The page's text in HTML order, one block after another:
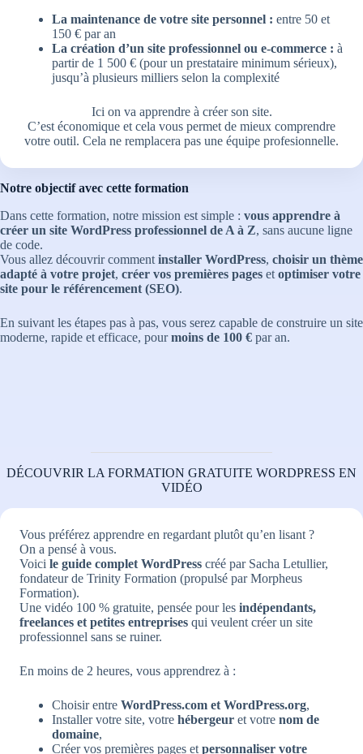
La maintenance de votre site personnel : entre 50 et
150 € par an
La création d’un site professionnel ou e-commerce : à
partir de 1 500 € (pour un prestataire minimum sérieux),
jusqu’à plusieurs milliers selon la complexité
Ici on va apprendre à créer son site.
C’est économique et cela vous permet de mieux comprendre
votre outil. Cela ne remplacera pas une équipe profesionnelle.
Notre objectif avec cette formation
Dans cette formation, notre mission est simple : vous apprendre à
créer un site WordPress professionnel de A à Z, sans aucune ligne
de code.
Vous allez découvrir comment installer WordPress, choisir un thème
adapté à votre projet, créer vos premières pages et optimiser votre
site pour le référencement (SEO).
En suivant les étapes pas à pas, vous serez capable de construire un site
moderne, rapide et efficace, pourmoins de 100 € par an.
DÉCOUVRIR LA FORMATION GRATUITE WORDPRESS EN
VIDÉO
Vous préférez apprendre en regardant plutôt qu’en lisant ?
On a pensé à vous.
Voici le guide complet WordPress créé par Sacha Letullier,
fondateur de Trinity Formation (propulsé par Morpheus
Formation).
Une vidéo 100 % gratuite, pensée pour les indépendants,
freelances et petites entreprises qui veulent créer un site
professionnel sans se ruiner.
En moins de 2 heures, vous apprendrez à :
Choisir entre WordPress.com et WordPress.org,
Installer votre site, votre hébergeur et votre nom de
domaine,
Créer vos premières pages et personnaliser votre